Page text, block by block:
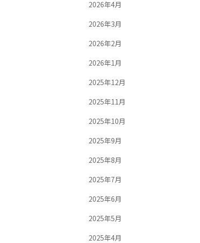
2026年4月
2026年3月
2026年2月
2026年1月
2025年12月
2025年11月
2025年10月
2025年9月
2025年8月
2025年7月
2025年6月
2025年5月
2025年4月